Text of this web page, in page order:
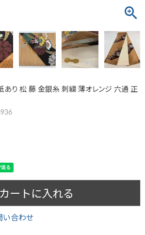
あり 松 藤 金銀糸 刺繍 薄オレンジ 六通 正
カートに入れる
い合わせ